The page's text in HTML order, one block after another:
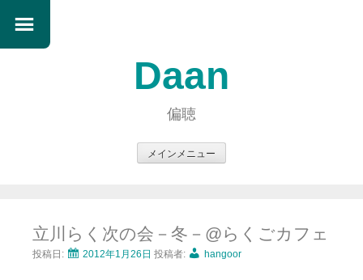
Daan
偏聴
メインメニュー
ン
ツ
立川らく次の会－冬－@らくごカフェ
投稿日: 2012年1月26日 投稿者: hangoor